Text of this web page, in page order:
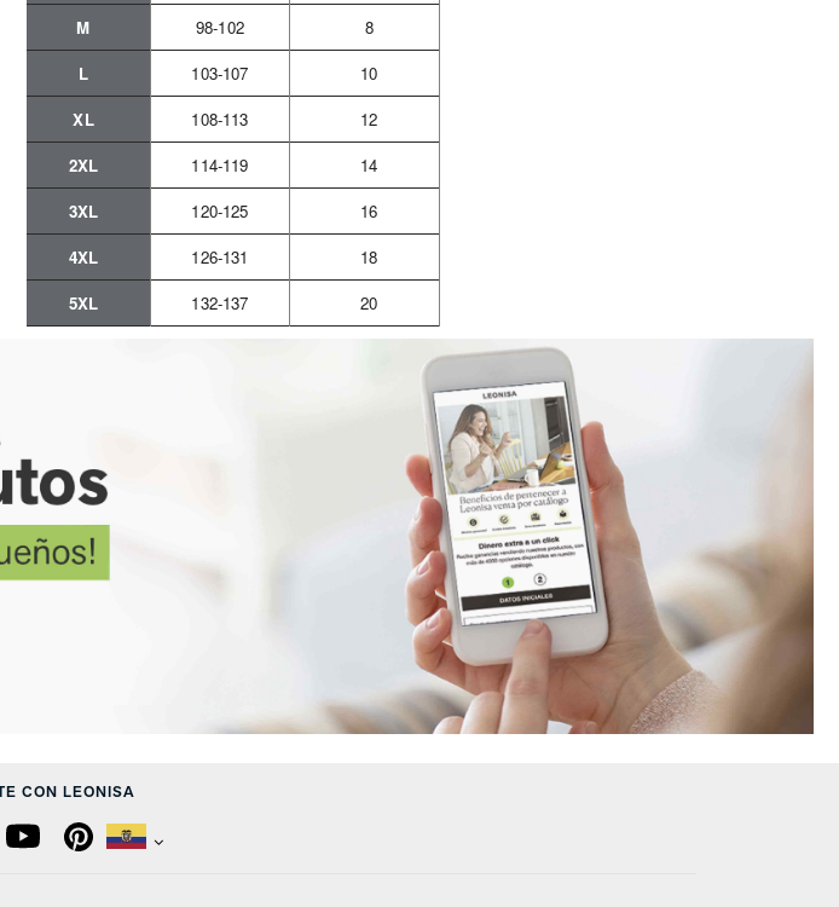
M
98-102
8
L
103-107
10
XL
108-113
12
2XL
114-119
14
3XL
120-125
16
4XL
126-131
18
5XL
132-137 20
CON LEONISA